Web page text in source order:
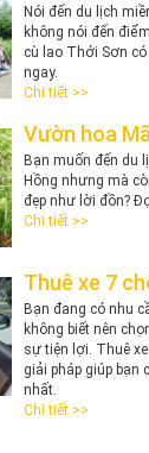
Nói đến du lịch
không nói đến
cù lao Thới Sơn
ngay.
Chi tiết >>
Vườn hoa
Bạn muốn đến du
Hồng nhưng mà
đẹp như lời đồn?
Chi tiết >>
Thuê xe 7
Bạn đang có nhu
không biết nên
sự tiện lợi. Thuê
giải pháp giúp bạn
nhất.
Chi tiết >>